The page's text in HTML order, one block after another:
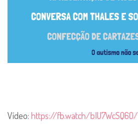
Vídeo: https://fb.watch/bIU7WcSQ6O/